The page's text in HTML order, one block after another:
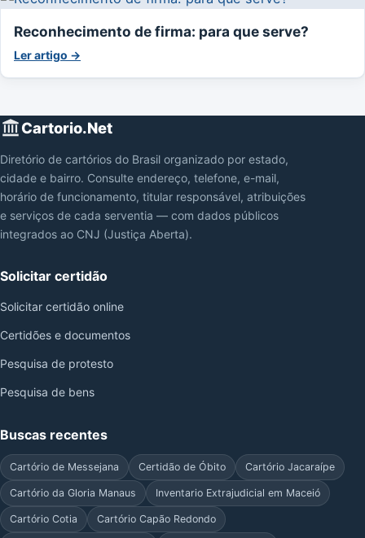
Reconhecimento de firma: para que serve?
Ler artigo →
Cartorio.Net
Diretório de cartórios do Brasil organizado por estado,
cidade e bairro. Consulte endereço, telefone, e-mail,
horário de funcionamento, titular responsável, atribuições
e serviços de cada serventia — com dados públicos
integrados ao CNJ (Justiça Aberta).
Solicitar certidão
Solicitar certidão online
Certidões e documentos
Pesquisa de protesto
Pesquisa de bens
Buscas recentes
Cartório de Messejana Certidão de Óbito Cartório Jacaraípe
Cartório da Gloria Manaus Inventario Extrajudicial em Maceió
Cartório Cotia Cartório Capão Redondo